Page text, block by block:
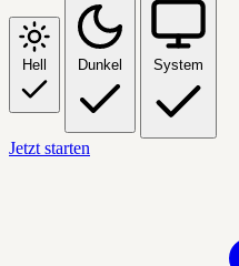
Hell Dunkel System
Jetzt starten